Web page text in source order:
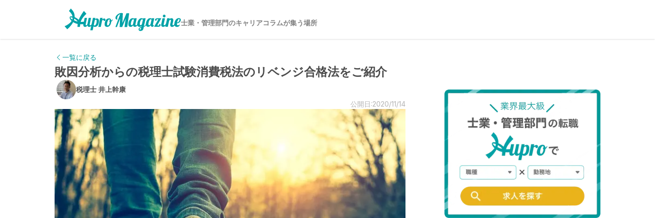
士業・管理部門のキャリアコラムが集う場所
一覧に戻る
敗因分析からの税理士試験消費税法のリベンジ合格法をご紹介
税理士 井上幹康
公開日:2020/11/14